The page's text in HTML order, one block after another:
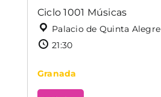
Ciclo 1001 Músicas
Palacio de Quinta Alegre
21:30
Granada